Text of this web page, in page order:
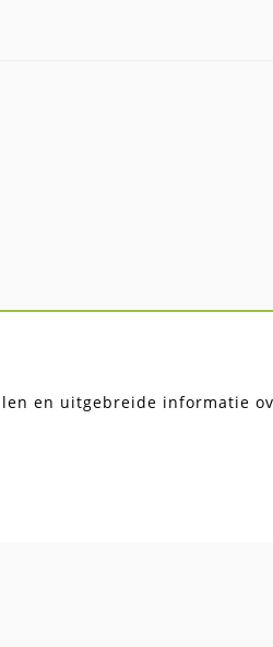
en uitgebreide informatie